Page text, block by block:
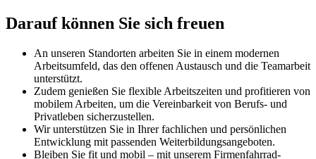
Darauf können Sie sich freuen
An unseren Standorten arbeiten Sie in einem modernen
Arbeitsumfeld, das den offenen Austausch und die Teamarbeit
unterstützt.
Zudem genießen Sie flexible Arbeitszeiten und profitieren von
mobilem Arbeiten, um die Vereinbarkeit von Berufs- und
Privatleben sicherzustellen.
Wir unterstützen Sie in Ihrer fachlichen und persönlichen
Entwicklung mit passenden Weiterbildungsangeboten.
Bleiben Sie fit und mobil – mit unserem Firmenfahrrad-